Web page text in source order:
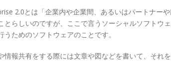
2.0とは「企業内や企業間、あるいはパートナー
とらしいのですが、ここで言うソーシャルソフトウ
ためのソフトウェアのことです。
情報共有をする際には文章や図などを書いて、それ